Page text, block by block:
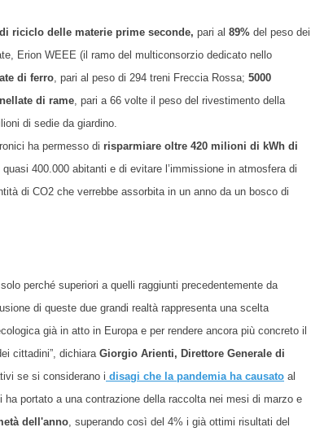
riciclo delle materie prime seconde, pari al 89% del peso dei
Erion WEEE (il ramo del multiconsorzio dedicato nello
di ferro, pari al peso di 294 treni Freccia Rossa; 5000
di rame, pari a 66 volte il peso del rivestimento della
di sedie da giardino.
ha permesso di risparmiare oltre 420 milioni di kWh di
400.000 abitanti e di evitare l’immissione in atmosfera di
di CO2 che verrebbe assorbita in un anno da un bosco di
perché superiori a quelli raggiunti precedentemente da
di queste due grandi realtà rappresenta una scelta
già in atto in Europa e per rendere ancora più concreto il
cittadini”, dichiara Giorgio Arienti, Direttore Generale di
se si considerano i disagi che la pandemia ha causato al
i ha portato a una contrazione della raccolta nei mesi di marzo e
dell'anno, superando così del 4% i già ottimi risultati del